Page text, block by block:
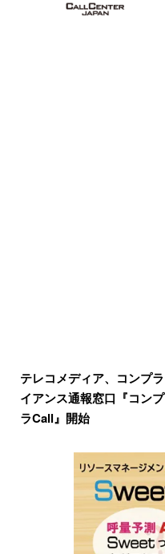
テレコメディア、コンプラ
イアンス通報窓口『コンプ
ラCall』開始